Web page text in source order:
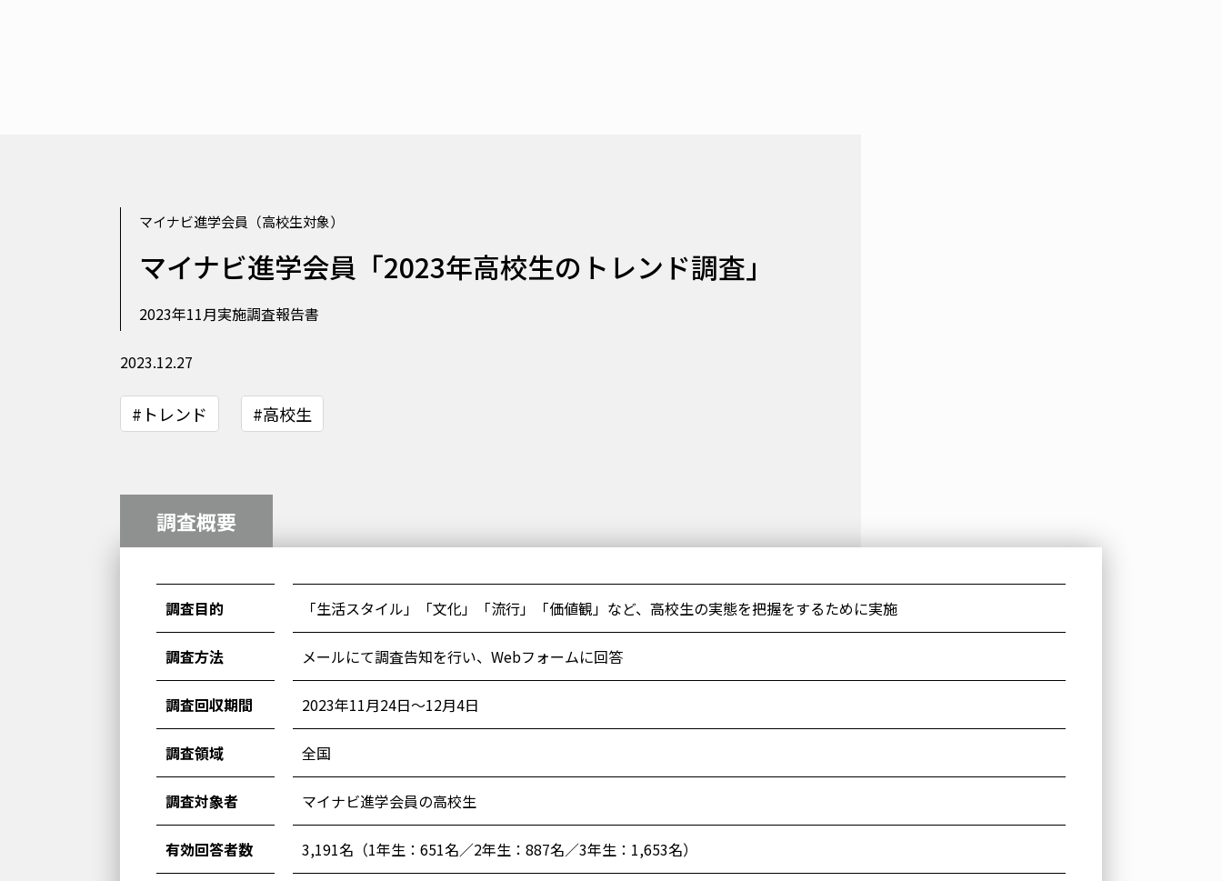
マイナビ進学会員（高校生対象）
マイナビ進学会員「2023年高校生のトレンド調査」
2023年11月実施調査報告書
2023.12.27
#トレンド #高校生
調査概要
調査目的 「生活スタイル」「文化」「流行」「価値観」など、高校生の実態を把握をするために実施
調査方法 メールにて調査告知を行い、Webフォームに回答
調査回収期間 2023年11月24日～12月4日
調査領域 全国
調査対象者 マイナビ進学会員の高校生
有効回答者数 3,191名（1年生：651名／2年生：887名／3年生：1,653名）